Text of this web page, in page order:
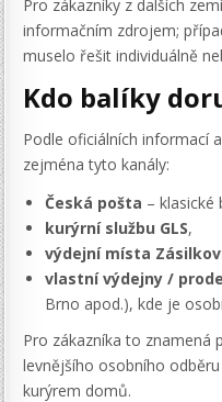
Pro zákazníky z dalších
informačním zdrojem;
muselo řešit individuálně
Kdo balíky
Podle oficiálních informací
zejména tyto kanály:
Česká pošta – klasické
kurýrní službu GLS,
výdejní místa
vlastní výdejny /
Brno apod.), kde je
Pro zákazníka to znamená
levnějšího osobního
kurýrem domů.